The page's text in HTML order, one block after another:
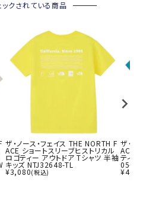
ックされている商品
ザ・ノース・フェイス THE NORTH F
ACE ショートスリーブヒストリカル
ロゴティー アウトドア Tシャツ 半袖
キッズ NTJ32648-TL
¥3,080(税込)
ザ・ノ
ACE
ティ
05-AQ
¥